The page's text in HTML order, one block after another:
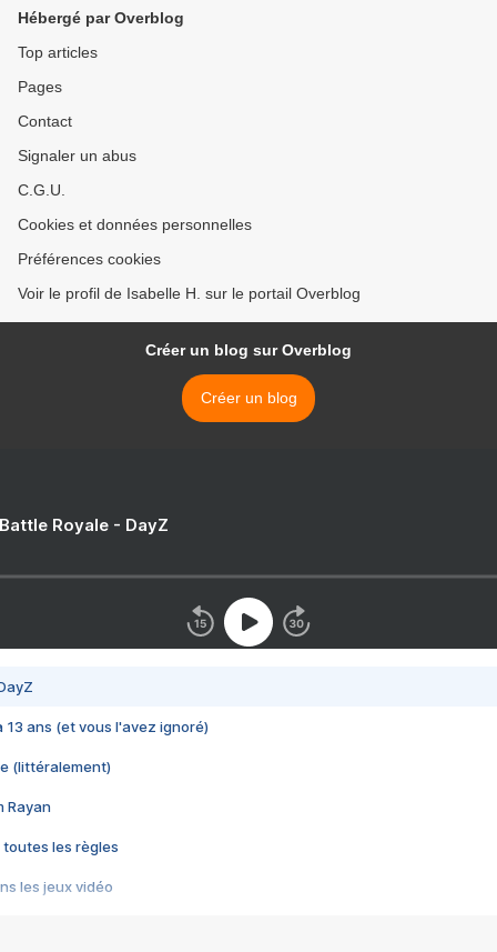
Hébergé par Overblog
Top articles
Pages
Contact
Signaler un abus
C.G.U.
Cookies et données personnelles
Préférences cookies
Voir le profil de Isabelle H. sur le portail Overblog
Créer un blog sur Overblog
Créer un blog
Royale - DayZ
13 ans (et vous l'avez ignoré)
(littéralement)
Rayan
toutes les règles
les jeux vidéo